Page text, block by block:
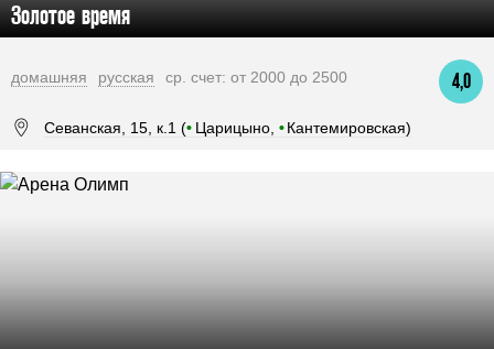
Золотое время
4,0
домашняя русская ср. счет: от 2000 до 2500
Севанская, 15, к.1 (• Царицыно, • Кантемировская)